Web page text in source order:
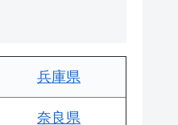
兵庫県
奈良県